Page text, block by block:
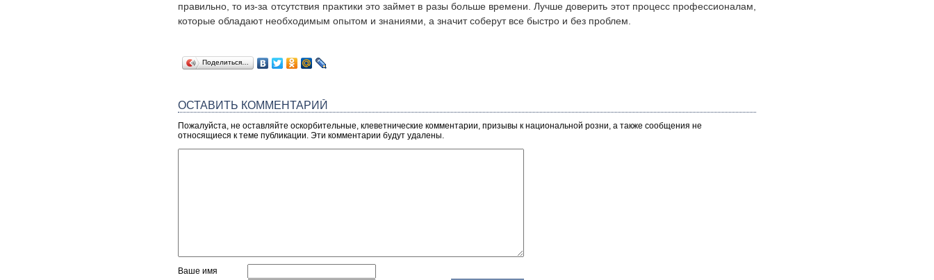
правильно, то из-за отсутствия практики это займет в разы больше времени. Лучше доверить этот процесс профессионалам,
которые обладают необходимым опытом и знаниями, а значит соберут все быстро и без проблем.
Поделиться…
ОСТАВИТЬ КОММЕНТАРИЙ
Пожалуйста, не оставляйте оскорбительные, клеветнические комментарии, призывы к национальной розни, а также сообщения не
относящиеся к теме публикации. Эти комментарии будут удалены.
Ваше имя